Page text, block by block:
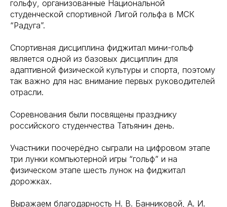
гольфу, организованные Национальной
студенческой спортивной Лигой гольфа в МСК
“Радуга”.
Спортивная дисциплина фиджитал мини-гольф
является одной из базовых дисциплин для
адаптивной физической культуры и спорта, поэтому
так важно для нас внимание первых руководителей
отрасли.
Соревнования были посвящены празднику
российского студенчества Татьянин день.
Участники поочерёдно сыграли на цифровом этапе
три лунки компьютерной игры “гольф” и на
физическом этапе шесть лунок на фиджитал
дорожках.
Выражаем благодарность Н. В. Банниковой, А. И.